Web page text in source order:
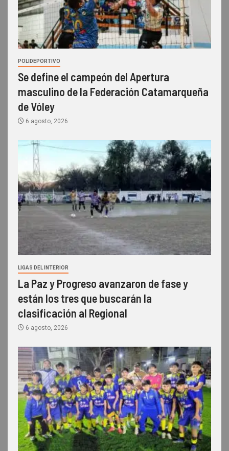
POLIDEPORTIVO
Se define el campeón del Apertura
masculino de la Federación Catamarqueña
de Vóley
6 agosto, 2026
LIGAS DEL INTERIOR
La Paz y Progreso avanzaron de fase y
están los tres que buscarán la
clasificación al Regional
6 agosto, 2026